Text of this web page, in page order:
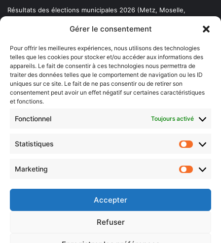
Gérer le consentement
Pour offrir les meilleures expériences, nous utilisons des technologies
telles que les cookies pour stocker et/ou accéder aux informations des
appareils. Le fait de consentir à ces technologies nous permettra de
traiter des données telles que le comportement de navigation ou les ID
uniques sur ce site. Le fait de ne pas consentir ou de retirer son
consentement peut avoir un effet négatif sur certaines caractéristiques
et fonctions.
Fonctionnel Toujours activé
Statistiques
Marketing
Accepter
Refuser
Résultats des élections municipales 2026 (Metz, Moselle,
Newsletter gratuite
Choisissez : matin, soir ou hebdo ?
votre